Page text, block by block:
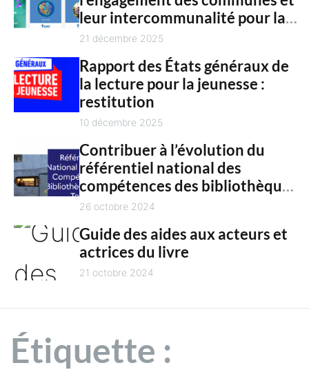
h
leur intercommunalité pour la
culture en 2025
21 décembre 2025
Rapport des États généraux de
la lecture pour la jeunesse :
restitution
10 décembre 2025
Contribuer à l’évolution du
référentiel national des
compétences des bibliothèques
territoriales
26 octobre 2024
Guide des aides aux acteurs et
actrices du livre
21 octobre 2024
Étiquette :